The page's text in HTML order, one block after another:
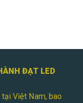
ĐẠT LED
Việt Nam, bao